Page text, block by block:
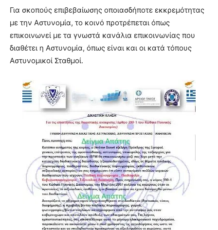
Για σκοπούς επιβεβαίωσης οποιασδήποτε εκκρεμότητας
με την Αστυνομία, το κοινό προτρέπεται όπως
επικοινωνεί με τα γνωστά κανάλια επικοινωνίας που
διαθέτει η Αστυνομία, όπως είναι και οι κατά τόπους
Αστυνομικοί Σταθμοί.